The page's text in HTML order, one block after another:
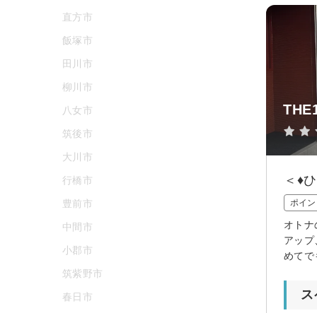
＜♦
ポイ
オト
アッ
めてで
直方市
飯塚市
田川市
柳川市
八女市
筑後市
大川市
行橋市
豊前市
中間市
小郡市
筑紫野市
春日市